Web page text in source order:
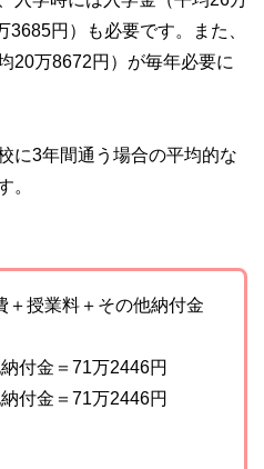
円）も必要です。また、
20万8672円）が毎年必要に
に3年間通う場合の平均的な
。
＋授業料＋その他納付金
付金＝71万2446円
付金＝71万2446円